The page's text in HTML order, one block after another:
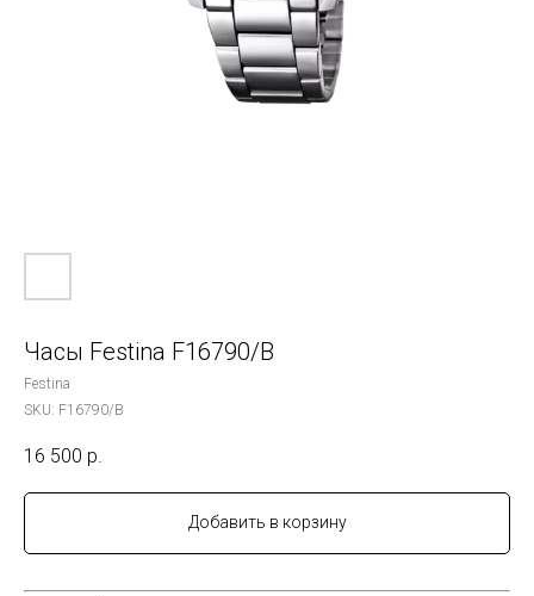
Часы Festina F16790/B
Festina
SKU: F16790/B
16 500 р.
Добавить в корзину